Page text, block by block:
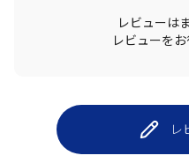
レビューは
レビューをお
レ